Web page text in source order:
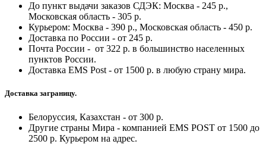
До пункт выдачи заказов СДЭК: Москва - 245 р.,
Московская область - 305 р.
Курьером: Москва - 390 р., Московская область - 450 р.
Доставка по России - от 245 р.
Почта России - от 322 р. в большинство населенных
пунктов России.
Доставка EMS Post - от 1500 р. в любую страну мира.
Доставка заграницу.
Белоруссия, Казахстан - от 300 р.
Другие страны Мира - компанией EMS POST от 1500 до
2500 р. Курьером на адрес.